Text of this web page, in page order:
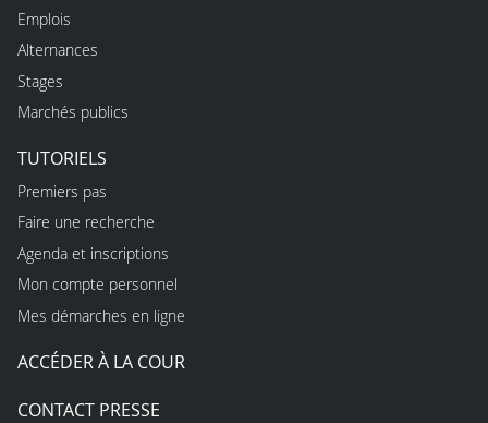
Emplois
Alternances
Stages
Marchés publics
TUTORIELS
Premiers pas
Faire une recherche
Agenda et inscriptions
Mon compte personnel
Mes démarches en ligne
ACCÉDER À LA COUR
CONTACT PRESSE